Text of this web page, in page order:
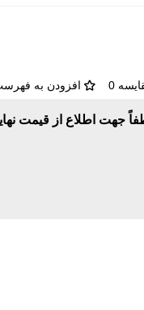
0 افزودن به
جهت اطلاع از قیمت